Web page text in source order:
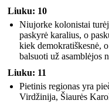
Liuku: 10
Niujorke kolonistai
paskyrė karalius, o
kiek demokratiškesnė,
balsuoti už asamblėjos
Liuku: 11
Pietinis regionas yra
Virdžinija, Šiaurės